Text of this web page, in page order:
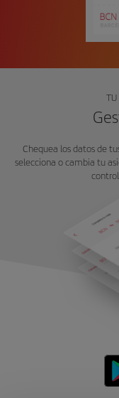
TU
Chequea los datos de
selecciona o cambia tu